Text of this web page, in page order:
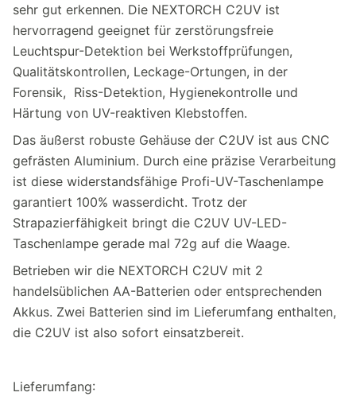
sehr gut erkennen. Die NEXTORCH C2UV ist
hervorragend geeignet für zerstörungsfreie
Leuchtspur-Detektion bei Werkstoffprüfungen,
Qualitätskontrollen, Leckage-Ortungen, in der
Forensik, Riss-Detektion, Hygienekontrolle und
Härtung von UV-reaktiven Klebstoffen.
Das äußerst robuste Gehäuse der C2UV ist aus CNC
gefrästen Aluminium. Durch eine präzise Verarbeitung
ist diese widerstandsfähige Profi-UV-Taschenlampe
garantiert 100% wasserdicht. Trotz der
Strapazierfähigkeit bringt die C2UV UV-LED-
Taschenlampe gerade mal 72g auf die Waage.
Betrieben wir die NEXTORCH C2UV mit 2
handelsüblichen AA-Batterien oder entsprechenden
Akkus. Zwei Batterien sind im Lieferumfang enthalten,
die C2UV ist also sofort einsatzbereit.
Lieferumfang: